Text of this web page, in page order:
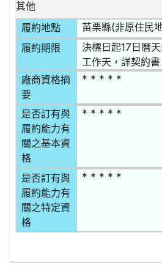
其他
履約地點
苗栗縣(非原住民
履約期限
決標日起17日曆
工作天，詳契約書
廠商資格摘
要
* * * * *
是否訂有與
履約能力有
關之基本資
格
* * * * *
是否訂有與
履約能力有
關之特定資
格
* * * * *